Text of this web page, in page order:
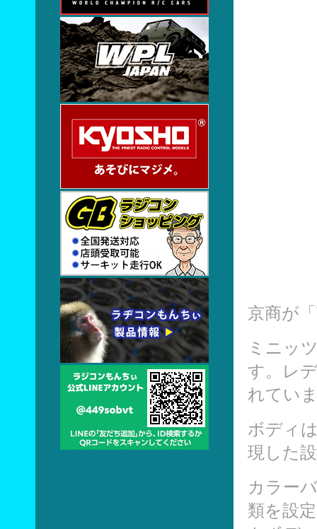
京商が
ミニッ
す。レ
れてい
ボディ
現した
カラー
類を設